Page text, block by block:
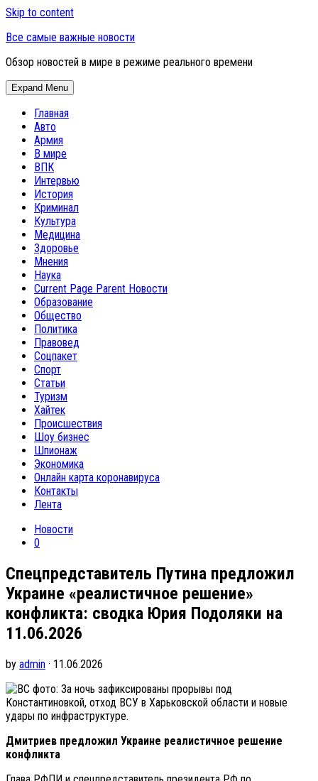
Skip to content
Все самые важные новости
Обзор новостей в мире в режиме реального времени
Expand Menu
Главная
Авто
Армия
В мире
ВПК
Интервью
История
Криминал
Культура
Медицина
Здоровье
Мнения
Наука
Current Page Parent Новости
Образование
Общество
Политика
Правовед
Соцпакет
Спорт
Статьи
Туризм
Хайтек
Происшествия
Шоу бизнес
Шпионаж
Экономика
Онлайн карта коронавируса
Контакты
Лента
Новости
0
Спецпредставитель Путина предложил
Украине «реалистичное решение»
конфликта: сводка Юрия Подоляки на
11.06.2026
by admin · 11.06.2026
фото: За ночь зафиксированы прорывы под
Константиновкой, отход ВСУ в Харьковской области и новые
удары по инфраструктуре.
Дмитриев предложил Украине реалистичное решение
конфликта